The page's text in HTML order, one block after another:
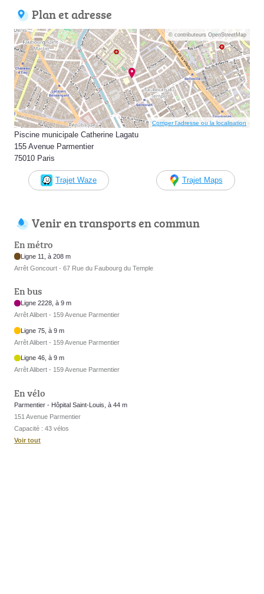
Plan et adresse
© contributeurs OpenStreetMap
Corriger l’adresse ou la localisation
Piscine municipale Catherine Lagatu
155 Avenue Parmentier
75010 Paris
Trajet Waze Trajet Maps
Venir en transports en commun
En métro
Ligne 11, à 208 m
Arrêt Goncourt - 67 Rue du Faubourg du Temple
En bus
Ligne 2228, à 9 m
Arrêt Alibert - 159 Avenue Parmentier
Ligne 75, à 9 m
Arrêt Alibert - 159 Avenue Parmentier
Ligne 46, à 9 m
Arrêt Alibert - 159 Avenue Parmentier
En vélo
Parmentier - Hôpital Saint-Louis, à 44 m
151 Avenue Parmentier
Capacité : 43 vélos
Voir tout